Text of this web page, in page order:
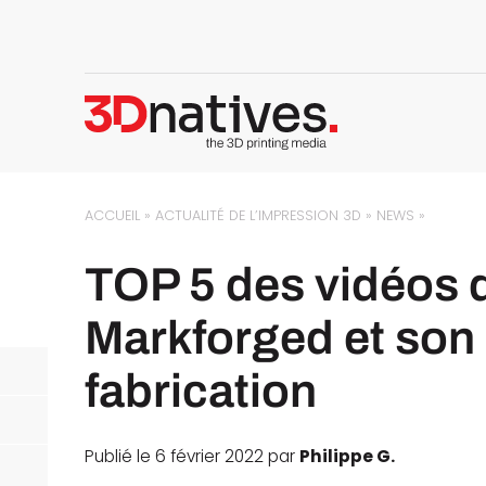
ACCUEIL »ACTUALITÉ DE L’IMPRESSION 3D » NEWS »
TOP 5 des vidéos
Markforged et
fabrication
Publié le 6 février 2022 par Philippe G.